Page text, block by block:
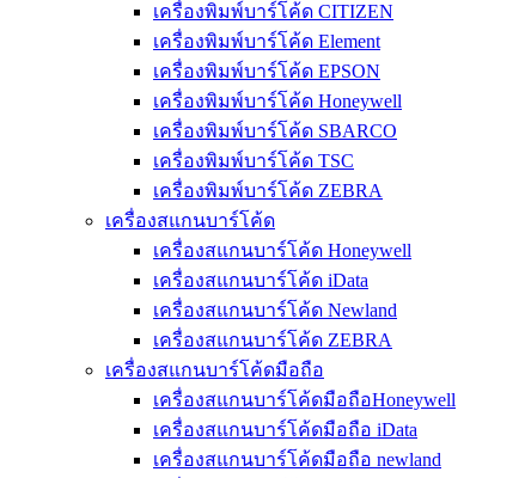
เครื่องพิมพ์บาร์โค้ด CITIZEN
เครื่องพิมพ์บาร์โค้ด Element
เครื่องพิมพ์บาร์โค้ด EPSON
เครื่องพิมพ์บาร์โค้ด Honeywell
เครื่องพิมพ์บาร์โค้ด SBARCO
เครื่องพิมพ์บาร์โค้ด TSC
เครื่องพิมพ์บาร์โค้ด ZEBRA
เครื่องสแกนบาร์โค้ด
เครื่องสแกนบาร์โค้ด Honeywell
เครื่องสแกนบาร์โค้ด iData
เครื่องสแกนบาร์โค้ด Newland
เครื่องสแกนบาร์โค้ด ZEBRA
เครื่องสแกนบาร์โค้ดมือถือ
เครื่องสแกนบาร์โค้ดมือถือHoneywell
เครื่องสแกนบาร์โค้ดมือถือ iData
เครื่องสแกนบาร์โค้ดมือถือ newland